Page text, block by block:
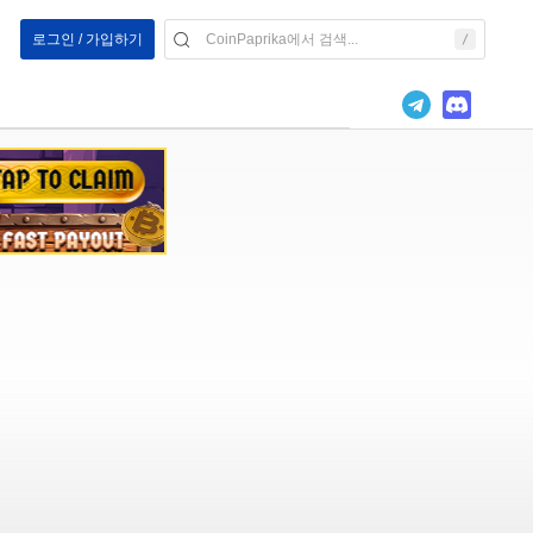
로그인 / 가입하기